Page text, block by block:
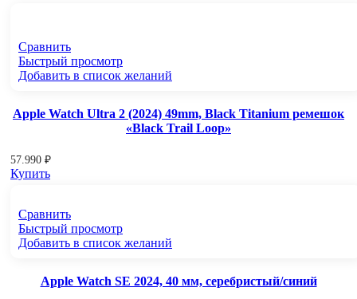
Сравнить
Быстрый просмотр
Добавить в список желаний
Apple Watch Ultra 2 (2024) 49mm, Black Titanium ремешок
«Black Trail Loop»
57.990 ₽
Купить
Сравнить
Быстрый просмотр
Добавить в список желаний
Apple Watch SE 2024, 40 мм, серебристый/синий